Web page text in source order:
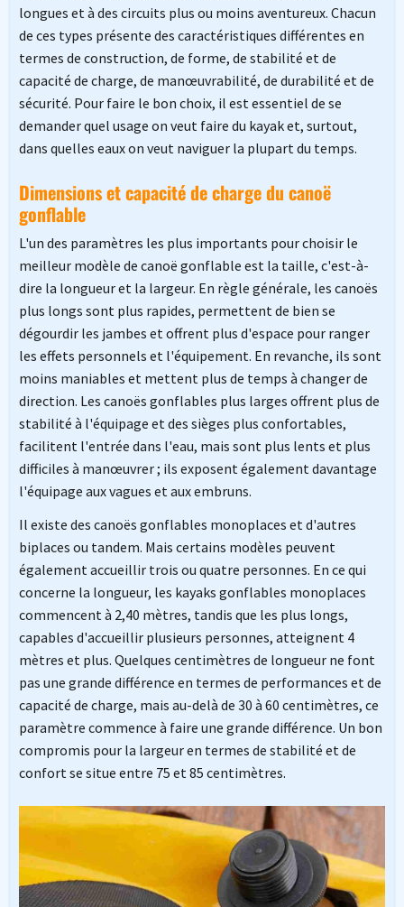
longues et à des circuits plus ou moins aventureux. Chacun
de ces types présente des caractéristiques différentes en
termes de construction, de forme, de stabilité et de
capacité de charge, de manœuvrabilité, de durabilité et de
sécurité. Pour faire le bon choix, il est essentiel de se
demander quel usage on veut faire du kayak et, surtout,
dans quelles eaux on veut naviguer la plupart du temps.
Dimensions et capacité de charge du canoë
gonflable
L'un des paramètres les plus importants pour choisir le
meilleur modèle de canoë gonflable est la taille, c'est-à-
dire la longueur et la largeur. En règle générale, les canoës
plus longs sont plus rapides, permettent de bien se
dégourdir les jambes et offrent plus d'espace pour ranger
les effets personnels et l'équipement. En revanche, ils sont
moins maniables et mettent plus de temps à changer de
direction. Les canoës gonflables plus larges offrent plus de
stabilité à l'équipage et des sièges plus confortables,
facilitent l'entrée dans l'eau, mais sont plus lents et plus
difficiles à manœuvrer ; ils exposent également davantage
l'équipage aux vagues et aux embruns.
Il existe des canoës gonflables monoplaces et d'autres
biplaces ou tandem. Mais certains modèles peuvent
également accueillir trois ou quatre personnes. En ce qui
concerne la longueur, les kayaks gonflables monoplaces
commencent à 2,40 mètres, tandis que les plus longs,
capables d'accueillir plusieurs personnes, atteignent 4
mètres et plus. Quelques centimètres de longueur ne font
pas une grande différence en termes de performances et de
capacité de charge, mais au-delà de 30 à 60 centimètres, ce
paramètre commence à faire une grande différence. Un bon
compromis pour la largeur en termes de stabilité et de
confort se situe entre 75 et 85 centimètres.